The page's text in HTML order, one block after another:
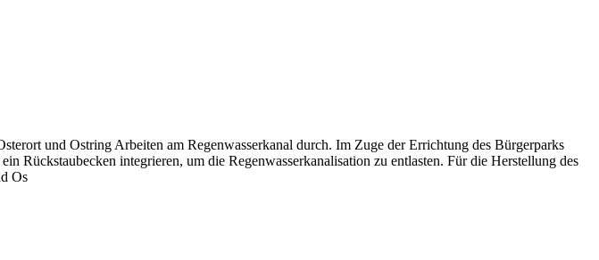
und Ostring Arbeiten am Regenwasserkanal durch. Im Zuge der Errichtung des Bürgerparks
Rückstaubecken integrieren, um die Regenwasserkanalisation zu entlasten. Für die Herstellung des
Os